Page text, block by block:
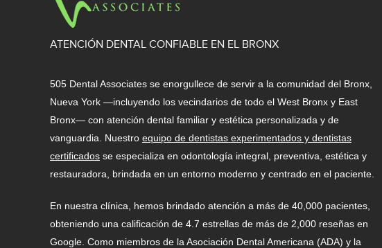
ATENCIÓN DENTAL CONFIABLE EN EL BRONX
505 Dental Associates se enorgullece de servir a la comunidad del Bronx,
Nueva York —incluyendo los vecindarios de todo el West Bronx y East
Bronx— con atención dental familiar y estética personalizada y de
vanguardia. Nuestro equipo de dentistas experimentados y dentistas
certificados se especializa en odontología integral, preventiva, estética y
restauradora, brindada en un entorno moderno y centrado en el paciente.
En nuestra clínica, hemos brindado atención a más de 40,000 pacientes,
obteniendo una calificación de 4.7 estrellas de más de 2,000 reseñas en
Google. Como miembros de la Asociación Dental Americana (ADA) y la